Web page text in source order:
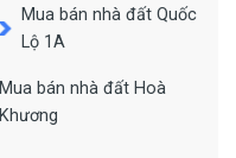
Mua bán nhà đất Quốc
Lộ 1A
Mua bán nhà đất Hoà
Khương